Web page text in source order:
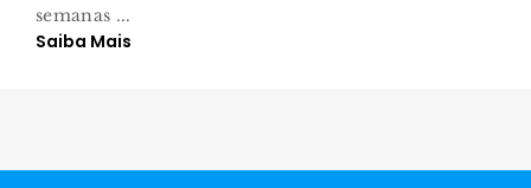
semanas ...
Saiba Mais